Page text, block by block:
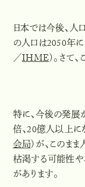
日本では今後、人
の人口は2050年
／IHME）。さて
特に、今後の発展
倍、20億人以上に
会局）が、このま
枯渇する可能性
があります。